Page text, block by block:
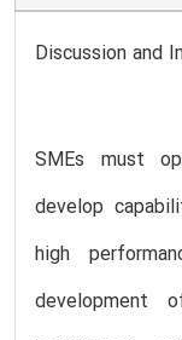
Discussion and
SMEs must
develop
high
development